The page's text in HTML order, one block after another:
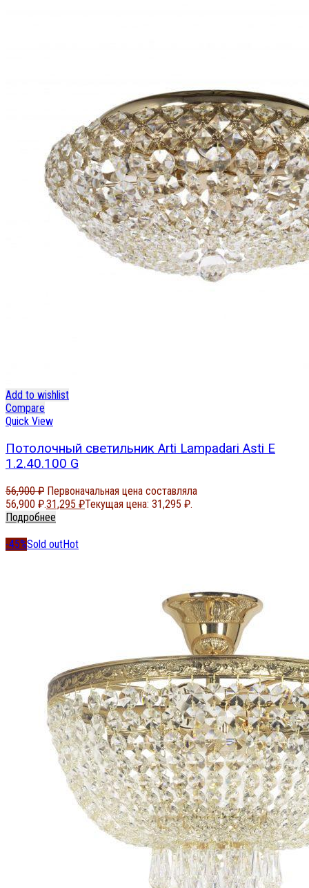
Add to wishlist
Compare
Quick View
Потолочный светильник Arti Lampadari Asti E
1.2.40.100 G
56,900₽ Первоначальная цена составляла
56,900 ₽.31,295 ₽Текущая цена: 31,295 ₽.
Подробнее
-45%Sold outHot